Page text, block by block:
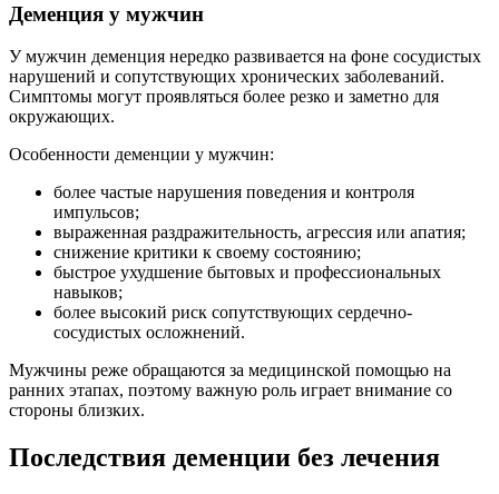
Деменция у мужчин
У мужчин деменция нередко развивается на фоне сосудистых
нарушений и сопутствующих хронических заболеваний.
Симптомы могут проявляться более резко и заметно для
окружающих.
Особенности деменции у мужчин:
более частые нарушения поведения и контроля
импульсов;
выраженная раздражительность, агрессия или апатия;
снижение критики к своему состоянию;
быстрое ухудшение бытовых и профессиональных
навыков;
более высокий риск сопутствующих сердечно-
сосудистых осложнений.
Мужчины реже обращаются за медицинской помощью на
ранних этапах, поэтому важную роль играет внимание со
стороны близких.
Последствия деменции без лечения